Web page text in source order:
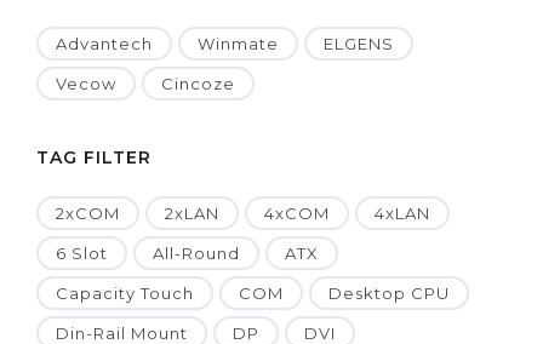
Advantech Winmate ELGENS
Vecow Cincoze
TAG FILTER
2xCOM 2xLAN 4xCOM 4xLAN
6 Slot All-Round ATX
Capacity Touch COM Desktop CPU
Din-Rail Mount DP DVI